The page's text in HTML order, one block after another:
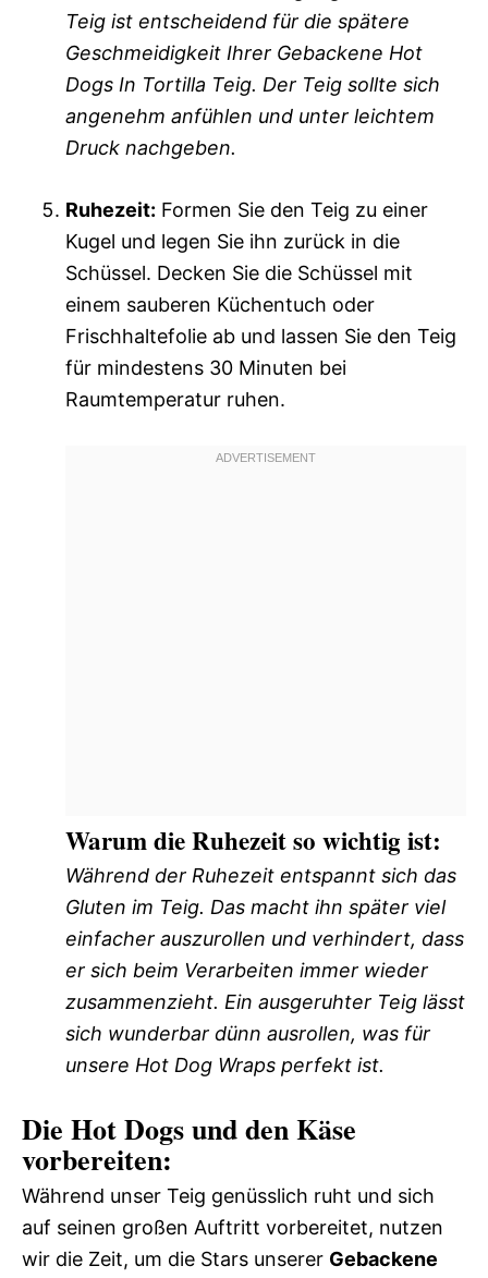
Teig ist entscheidend für die spätere
Geschmeidigkeit Ihrer Gebackene Hot
Dogs In Tortilla Teig. Der Teig sollte sich
angenehm anfühlen und unter leichtem
Druck nachgeben.
Ruhezeit: Formen Sie den Teig zu einer
Kugel und legen Sie ihn zurück in die
Schüssel. Decken Sie die Schüssel mit
einem sauberen Küchentuch oder
Frischhaltefolie ab und lassen Sie den Teig
für mindestens 30 Minuten bei
Raumtemperatur ruhen.
Warum die Ruhezeit so wichtig ist:
Während der Ruhezeit entspannt sich das
Gluten im Teig. Das macht ihn später viel
einfacher auszurollen und verhindert, dass
er sich beim Verarbeiten immer wieder
zusammenzieht. Ein ausgeruhter Teig lässt
sich wunderbar dünn ausrollen, was für
unsere Hot Dog Wraps perfekt ist.
Die Hot Dogs und den Käse
vorbereiten:
Während unser Teig genüsslich ruht und sich
auf seinen großen Auftritt vorbereitet, nutzen
wir die Zeit, um die Stars unserer Gebackene